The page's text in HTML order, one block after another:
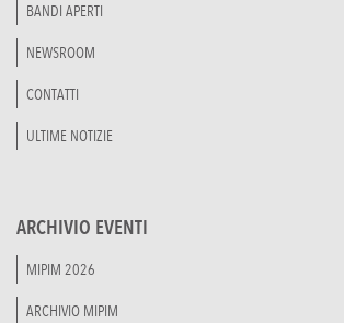
BANDI APERTI
NEWSROOM
CONTATTI
ULTIME NOTIZIE
ARCHIVIO EVENTI
MIPIM 2026
ARCHIVIO MIPIM